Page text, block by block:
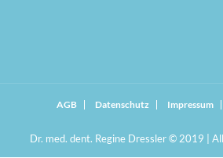
AGB Datenschutz Impressum
Dr. med. dent. Regine Dressler © 2019 |